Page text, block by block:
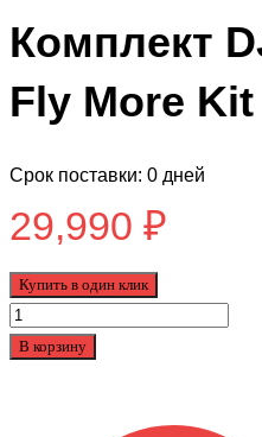
Комплект
Fly More Kit
Срок поставки: 0 дней
29,990 ₽
Купить в один клик
Количество
товара
В корзину